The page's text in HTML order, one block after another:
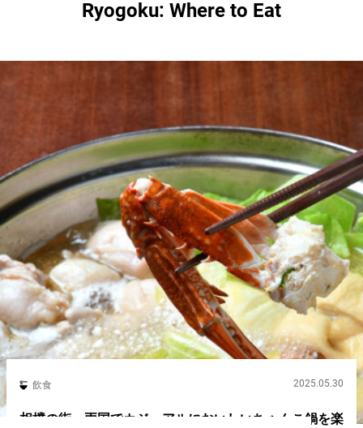
Ryogoku: Where to Eat
飲食 2025.05.30
相撲の街、両国でカジュアルにおいしいちゃんこ鍋を楽